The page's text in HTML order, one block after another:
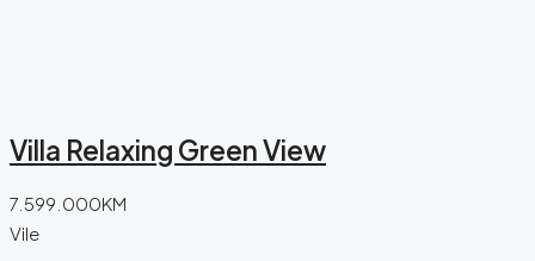
Villa Relaxing Green View
7.599.000KM
Vile